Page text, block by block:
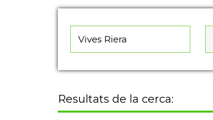
Resultats de la cerca: